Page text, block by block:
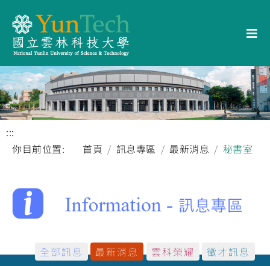
:::
你目前位置:
首頁 訊息專區 最新消息 秘書室
全部訊息 最新消息 雲科榮耀 徵才訊息